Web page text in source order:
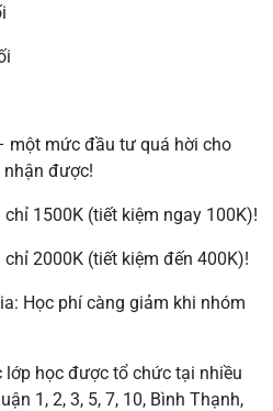
một mức đầu tư quá hời cho
được!
1500K (tiết kiệm ngay 100K)!
2000K (tiết kiệm đến 400K)!
Học phí càng giảm khi nhóm
học được tổ chức tại nhiều
1, 2, 3, 5, 7, 10, Bình Thạnh,